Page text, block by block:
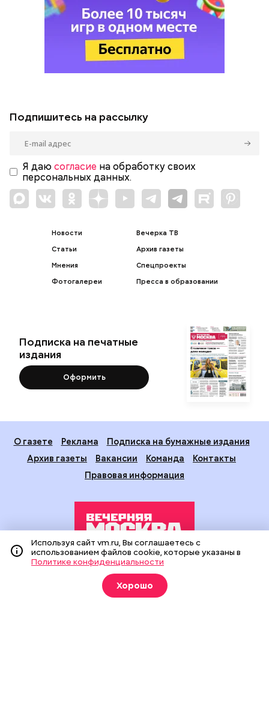
Подпишитесь на рассылку
Я даю согласие на обработку своих
персональных данных.
Новости
Статьи
Мнения
Фотогалереи
Вечерка ТВ
Архив газеты
Спецпроекты
Пресса в образовании
Подписка на печатные
издания
Оформить
О газете Реклама
Подписка на бумажные издания
Архив газеты
Вакансии Команда
Контакты
Правовая информация
Издание создано при финансовой поддержке Департамента
средств массовой информации и рекламы города Москвы.
На сайте применяются рекомендательные технологии
(информационные технологии предоставления информации
Используя сайт vm.ru, Вы соглашаетесь с
использованием файлов cookie, которые указаны в
Политике конфиденциальности
Хорошо